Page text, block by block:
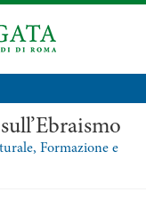
Formazione e